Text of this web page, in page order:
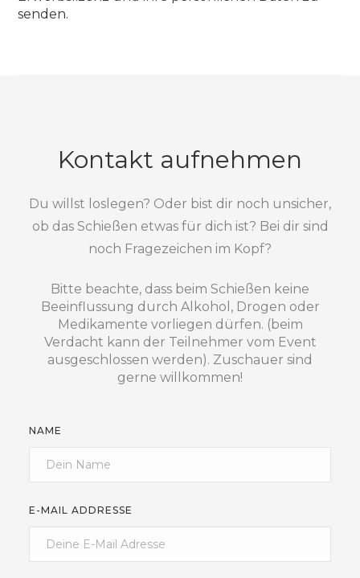
senden.
Kontakt aufnehmen
Du willst loslegen? Oder bist dir noch unsicher,
ob das Schießen etwas für dich ist? Bei dir sind
noch Fragezeichen im Kopf?
Bitte beachte, dass beim Schießen keine
Beeinflussung durch Alkohol, Drogen oder
Medikamente vorliegen dürfen. (beim
Verdacht kann der Teilnehmer vom Event
ausgeschlossen werden). Zuschauer sind
gerne willkommen!
NAME
E-MAIL ADDRESSE